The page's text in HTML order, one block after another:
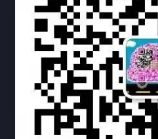
联系方式 关于我们
下载与支持
资料下载 视频中心
常见问题
购买流程 版权条款